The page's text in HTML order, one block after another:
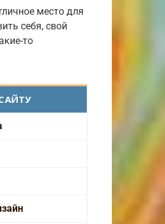
место для
себя, свой
то